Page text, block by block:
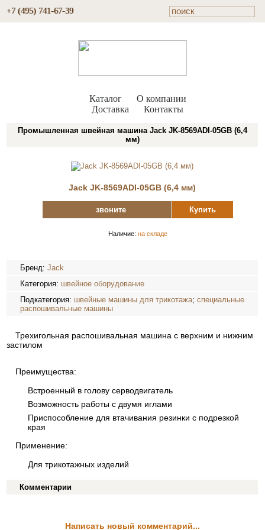
+7 (495) 741-67-39
Каталог
О компании
Доставка
Контакты
Промышленная швейная машина Jack JK-8569ADI-05GB (6,4
мм)
Jack JK-8569ADI-05GB (6,4 мм)
звоните Купить
Наличие: на складе
Бренд:Jack
Категория: швейное оборудование
Подкатегория: швейные машины для трикотажа;специальные
распошивальные машины
Трехигольная распошивальная машина с верхним и нижним
застилом
Преимущества:
Встроенный в голову серводвигатель
Возможность работы с двумя иглами
Приспособление для втачивания резинки с подрезкой
края
Применение:
Для трикотажных изделий
Комментарии
Написать новый комментарий...